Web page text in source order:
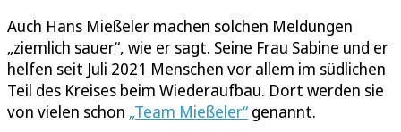
Auch Hans Mießeler machen solchen Meldungen
„ziemlich sauer“, wie er sagt. Seine Frau Sabine und er
helfen seit Juli 2021 Menschen vor allem im südlichen
Teil des Kreises beim Wiederaufbau. Dort werden sie
von vielen schon „Team Mießeler“ genannt.